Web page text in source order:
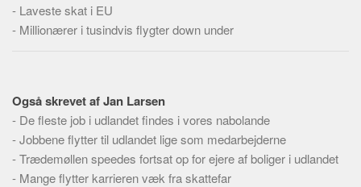
Meta
Skribenter
Personer
Steder
Kilder
- Laveste skat i EU
- Millionærer i tusindvis flygter down under
Også skrevet af Jan Larsen
- De fleste job i udlandet findes i vores nabolande
-Jobbene flytter til udlandet lige som medarbejderne
-Trædemøllen speedes fortsat op for ejere af boliger i udlandet
- Mange flytter karrieren væk fra skattefar